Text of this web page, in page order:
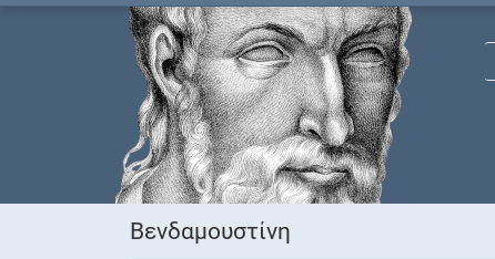
Βενδαμουστίνη